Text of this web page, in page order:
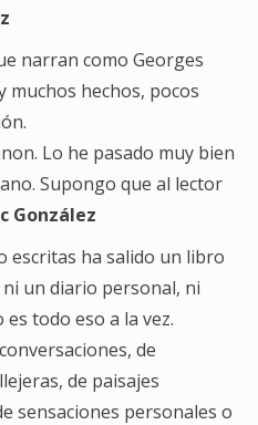
narran como Georges
muchos hechos, pocos
Lo he pasado muy bien
Supongo que al lector
González
escritas ha salido un libro
un diario personal, ni
todo eso a la vez.
de
de paisajes
sensaciones personales o